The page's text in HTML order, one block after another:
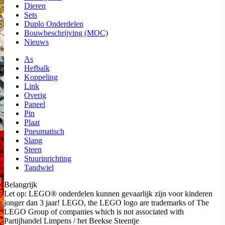
Dieren
Sets
Duplo Onderdelen
Bouwbeschrijving (MOC)
Nieuws
As
Hefbalk
Koppeling
Link
Overig
Paneel
Pin
Plaat
Pneumatisch
Slang
Steen
Stuurinrichting
Tandwiel
Belangrijk
Let op: LEGO® onderdelen kunnen gevaarlijk zijn voor kinderen
jonger dan 3 jaar! LEGO, the LEGO logo are trademarks of The
LEGO Group of companies which is not associated with
Partijhandel Limpens / het Beekse Steentje